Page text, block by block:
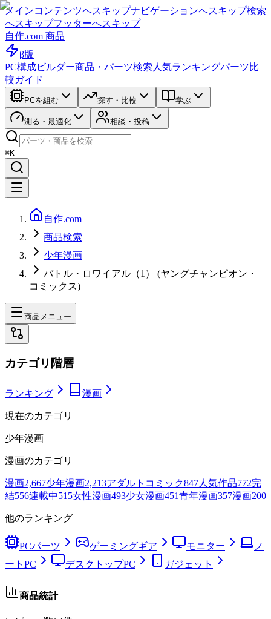
メインコンテンツへスキップナビゲーションへスキップ検索
へスキップフッターへスキップ
自作.com 商品
β版
PC構成ビルダー商品・パーツ検索 人気ランキングパーツ比
較ガイド
PCを組む 探す・比較 学ぶ
測る・最適化 相談・投稿
⌘K
自作.com
商品検索
少年漫画
バトル・ロワイアル（1） (ヤングチャンピオン・
コミックス)
商品メニュー
カテゴリ階層
ランキング 漫画
現在のカテゴリ
少年漫画
漫画のカテゴリ
漫画2,667少年漫画2,213アダルトコミック847人気作品772完
結556連載中515女性漫画493少女漫画451青年漫画357漫画200
他のランキング
PCパーツ ゲーミングギア モニター
ノ
ートPC
デスクトップPC ガジェット
商品統計